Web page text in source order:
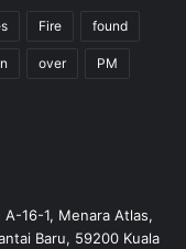
Fire found
over PM
A-16-1, Menara Atlas,
Baru, 59200 Kuala